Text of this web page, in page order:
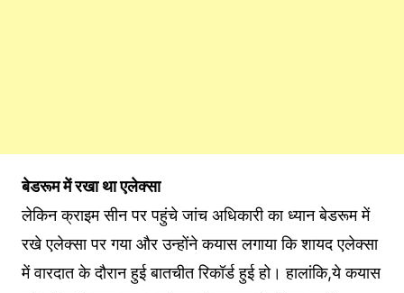
बेडरूम में रखा था एलेक्सा
लेकिन क्राइम सीन पर पहुंचे जांच अधिकारी का ध्यान बेडरूम में
रखे एलेक्सा पर गया और उन्होंने कयास लगाया कि शायद एलेक्सा
में वारदात के दौरान हुई बातचीत रिकॉर्ड हुई हो। हालांकि,ये कयास